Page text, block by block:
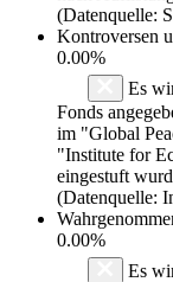
(Datenquelle:
Kontroversen
0.00%
Es
Fonds
im "Global
"Institute for
eingestuft
(Datenquelle:
0.00%
Es